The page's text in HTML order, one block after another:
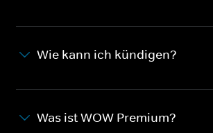
Wie kann ich kündigen?
Was ist WOW Premium?